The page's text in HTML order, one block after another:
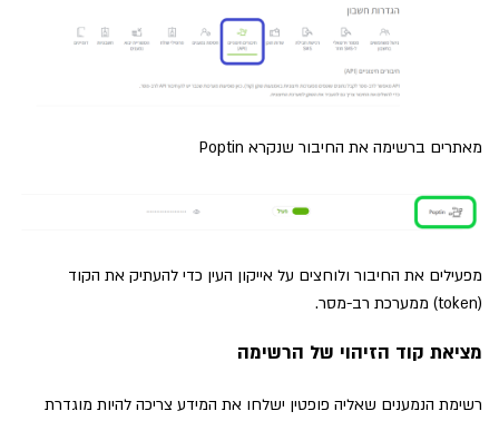
מאתרים ברשימה את החיבור שנקרא Poptin
מפעילים את החיבור ולוחצים על אייקון העין כדי להעתיק את הקוד
(token) ממערכת רב-מסר.
מציאת קוד הזיהוי של הרשימה
רשימת הנמענים שאליה פופטין ישלחו את המידע צריכה להיות מוגדרת